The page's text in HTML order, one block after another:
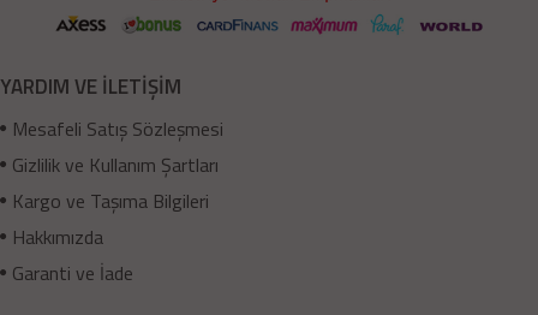
YARDIM VE İLETİŞİM
Mesafeli Satış Sözleşmesi
Gizlilik ve Kullanım Şartları
Kargo ve Taşıma Bilgileri
Hakkımızda
Garanti ve İade